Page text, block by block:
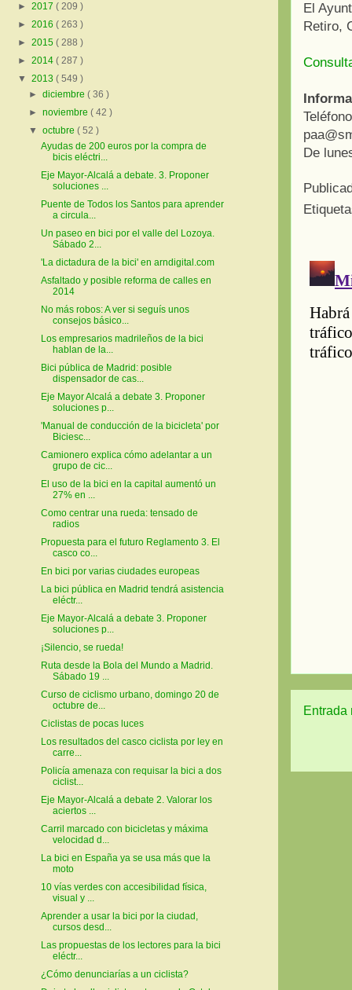
El
Retiro,
De
Entrada
► 2017 ( 209 )
► 2016 ( 263 )
► 2015 ( 288 )
► 2014 ( 287 )
▼ 2013 ( 549 )
►diciembre( 36 )
►noviembre( 42 )
▼octubre( 52 )
Ayudas de 200 euros por la compra de
bicis eléctri...
Eje Mayor-Alcalá a debate. 3. Proponer
soluciones ...
Puente de Todos los Santos para aprender
a circula...
Un paseo en bici por el valle del Lozoya.
Sábado 2...
'La dictadura de la bici' en arndigital.com
Asfaltado y posible reforma de calles en
2014
No más robos: A ver si seguís unos
consejos básico...
Los empresarios madrileños de la bici
hablan de la...
Bici pública de Madrid: posible
dispensador de cas...
Eje Mayor Alcalá a debate 3. Proponer
soluciones p...
'Manual de conducción de la bicicleta' por
Biciesc...
Camionero explica cómo adelantar a un
grupo de cic...
El uso de la bici en la capital aumentó un
27% en ...
Como centrar una rueda: tensado de
radios
Propuesta para el futuro Reglamento 3. El
casco co...
En bici por varias ciudades europeas
La bici pública en Madrid tendrá asistencia
eléctr...
Eje Mayor-Alcalá a debate 3. Proponer
soluciones p...
¡Silencio, se rueda!
Ruta desde la Bola del Mundo a Madrid.
Sábado 19 ...
Curso de ciclismo urbano, domingo 20 de
octubre de...
Ciclistas de pocas luces
Los resultados del casco ciclista por ley en
carre...
Policía amenaza con requisar la bici a dos
ciclist...
Eje Mayor-Alcalá a debate 2. Valorar los
aciertos ...
Carril marcado con bicicletas y máxima
velocidad d...
La bici en España ya se usa más que la
moto
10 vías verdes con accesibilidad física,
visual y ...
Aprender a usar la bici por la ciudad,
cursos desd...
Las propuestas de los lectores para la bici
eléctr...
¿Cómo denunciarías a un ciclista?